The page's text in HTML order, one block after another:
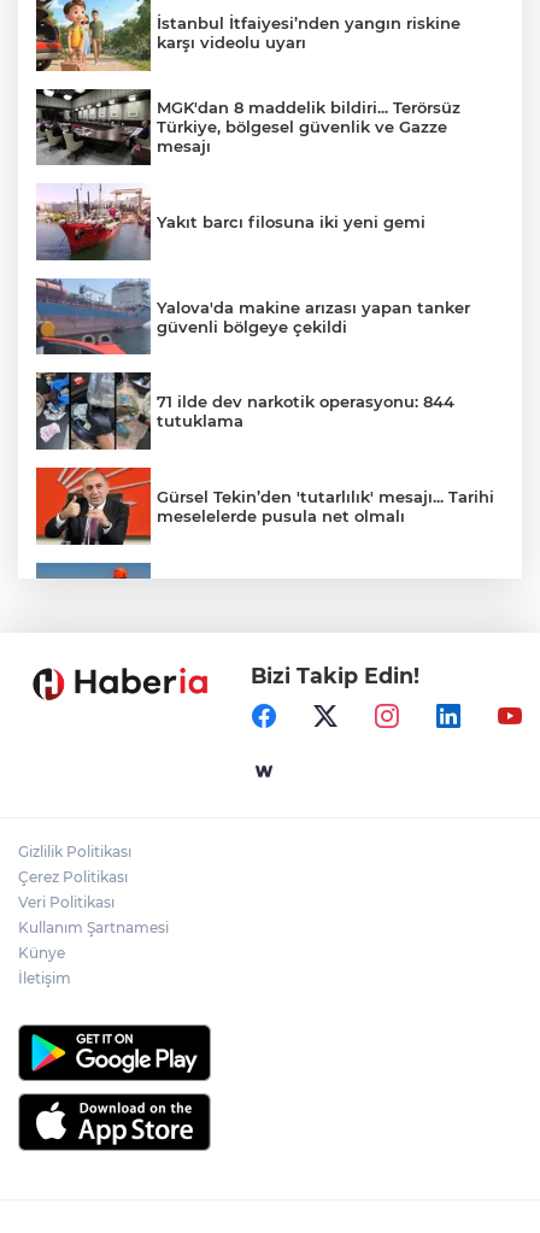
İstanbul İtfaiyesi’nden yangın riskine
karşı videolu uyarı
MGK'dan 8 maddelik bildiri... Terörsüz
Türkiye, bölgesel güvenlik ve Gazze
mesajı
Yakıt barcı filosuna iki yeni gemi
Yalova'da makine arızası yapan tanker
güvenli bölgeye çekildi
71 ilde dev narkotik operasyonu: 844
tutuklama
Gürsel Tekin’den 'tutarlılık' mesajı... Tarihi
meselelerde pusula net olmalı
Samsun’da Alaçam'a yeni yaşam alanı
Yapay zekada onlarca uygulamanın
Bizi Takip Edin!
Gizlilik Politikası
Çerez Politikası
Veri Politikası
Kullanım Şartnamesi
Künye
İletişim